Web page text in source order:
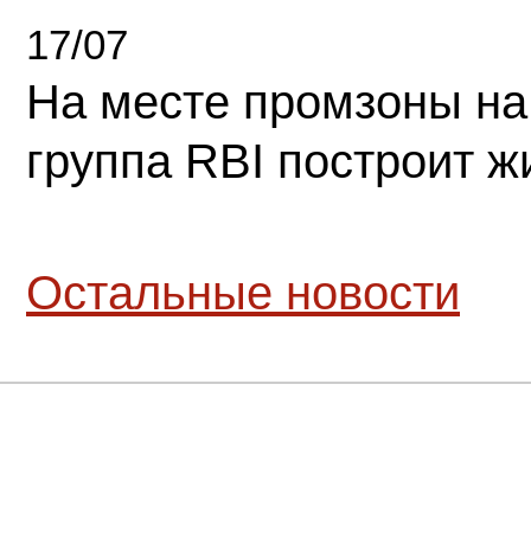
17/07
На месте промзоны
группа RBI построит
Остальные новости